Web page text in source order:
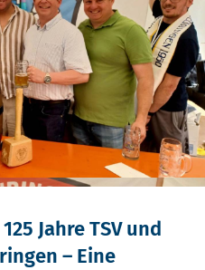
Jahre TSV und
– Eine